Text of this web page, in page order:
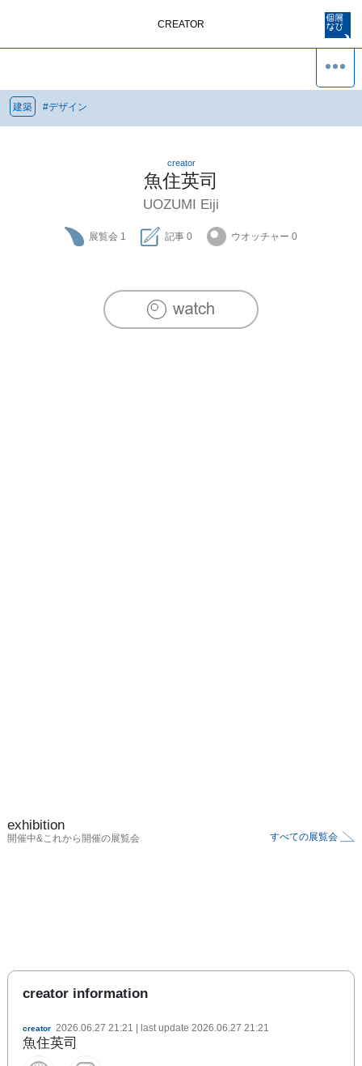
CREATOR
建築 #デザイン
creator
魚住英司
UOZUMI Eiji
展覧会 1 記事 0 ウオッチャー 0
exhibition
開催中&これから開催の展覧会 すべての展覧会
creator information
creator 2026.06.27 21:21 | last update 2026.06.27 21:21
魚住英司